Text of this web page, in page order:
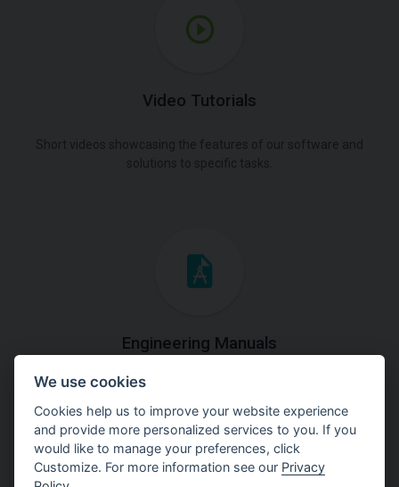
Video Tutorials
Engineering Manuals
Step by steps guides on how
to solve a specific tasks.
We use cookies
Cookies help us to improve your website experience
and provide more personalized services to you. If you
would like to manage your preferences, click
Customize. For more information see our Privacy